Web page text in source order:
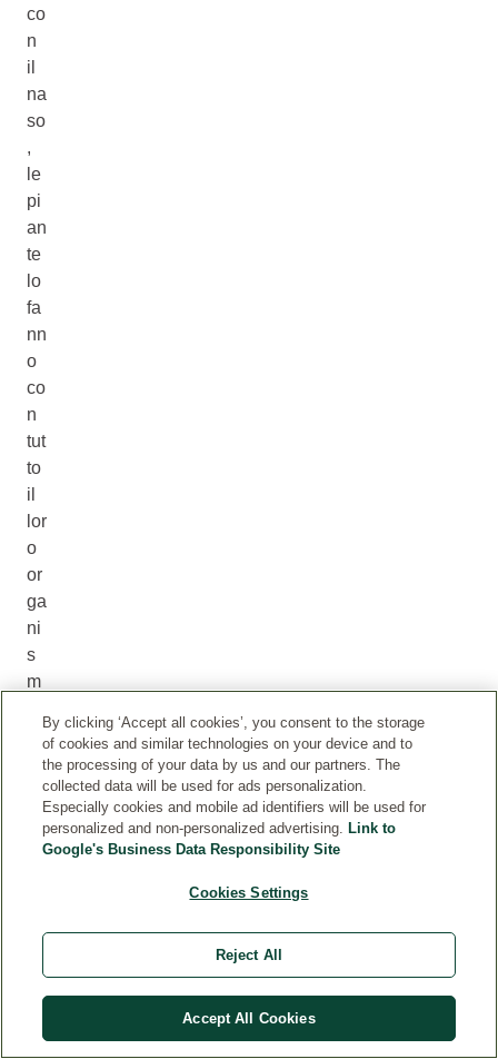
co
n
il
na
so
,
le
pi
an
te
lo
fa
nn
o
co
n
tut
to
il
lor
o
or
ga
ni
s
m
tte
ce
llu
an
te,
a
By clicking ‘Accept all cookies’, you consent to the storage
of cookies and similar technologies on your device and to
the processing of your data by us and our partners. The
collected data will be used for ads personalization.
Especially cookies and mobile ad identifiers will be used for
personalized and non-personalized advertising. Link to
Google's Business Data Responsibility Site
Cookies Settings
Reject All
Accept All Cookies